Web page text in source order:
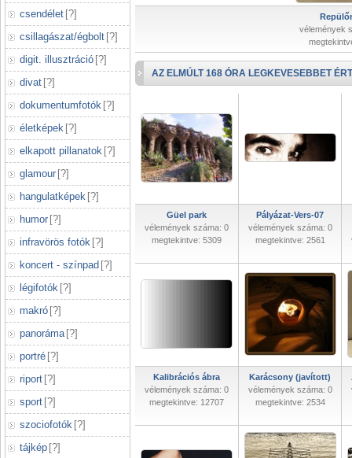
csendélet [?]
csillagászat/égbolt [?]
digit. illusztráció [?]
divat [?]
dokumentumfotók [?]
életképek [?]
elkapott pillanatok [?]
glamour [?]
hangulatképek [?]
humor [?]
infravörös fotók [?]
koncert - színpad [?]
légifotók [?]
makró [?]
panoráma [?]
portré [?]
riport [?]
sport [?]
szociofotók [?]
tájkép [?]
vélemények
AZ ELMÚLT 168 ÓRA LEGKEVESEBBET
Güel park
vélemények száma: 0
megtekintve: 5309
Pályázat-Vers-07
vélemények száma: 0
megtekintve: 2561
Kalibrációs ábra
vélemények száma: 0
megtekintve: 12707
Karácsony (javított)
vélemények száma: 0
megtekintve: 2534